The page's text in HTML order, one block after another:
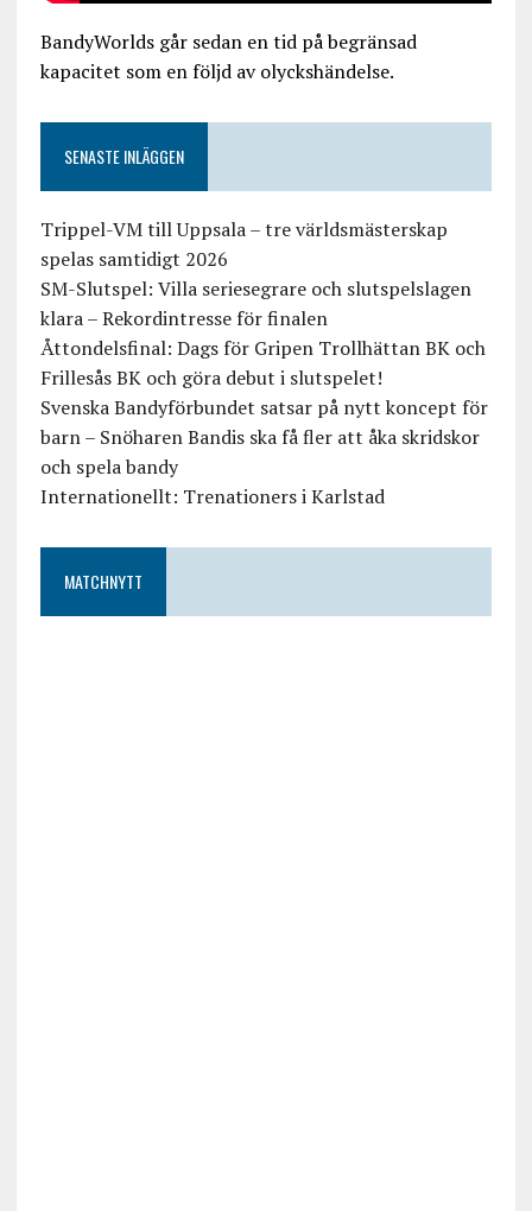
BandyWorlds går sedan en tid på begränsad
kapacitet som en följd av olyckshändelse.
SENASTE INLÄGGEN
Trippel-VM till Uppsala – tre världsmästerskap
spelas samtidigt 2026
SM-Slutspel: Villa seriesegrare och slutspelslagen
klara – Rekordintresse för finalen
Åttondelsfinal: Dags för Gripen Trollhättan BK och
Frillesås BK och göra debut i slutspelet!
Svenska Bandyförbundet satsar på nytt koncept för
barn – Snöharen Bandis ska få fler att åka skridskor
och spela bandy
Internationellt: Trenationers i Karlstad
MATCHNYTT